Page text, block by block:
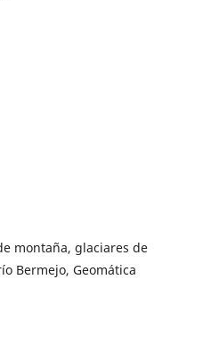
montaña, glaciares de
Bermejo, Geomática